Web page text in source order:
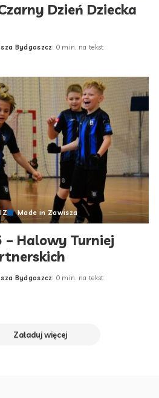
Dzień Dziecka
Bydgoszcz 0 min. na tekst
Made in Zawisza
– Halowy Turniej
Bydgoszcz 0 min. na tekst
Załaduj więcej